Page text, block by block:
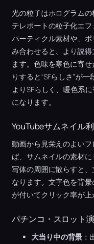
光の粒子はホログラムの
テレポートの粒子化エ
パーティクル素材や、
み合わせると、より説
ます。色味を寒色に寄
りすると“SFらしさ”が
よりSFらしく、暖色系
になります。
YouTubeサムネイル
動画から見栄えのよい
ば、サムネイルの素材
写体の周囲に散らすと
なります。文字色を背
が付いてクリック率が上
パチンコ・スロット
大当り中の背景 ：